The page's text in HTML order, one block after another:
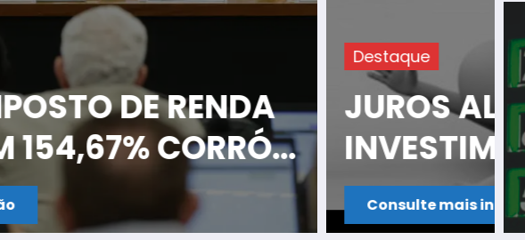
Destaque
JUROS ALTOS AMEAÇAM OS
INVESTIMENTOS PRODUTIVOS
Consulte mais informação